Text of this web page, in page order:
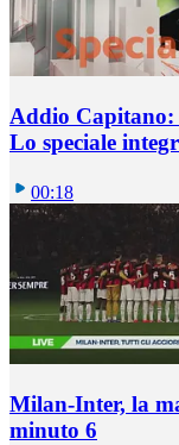
Addio Capitano:
Lo speciale
00:18
Milan-Inter, la
minuto 6